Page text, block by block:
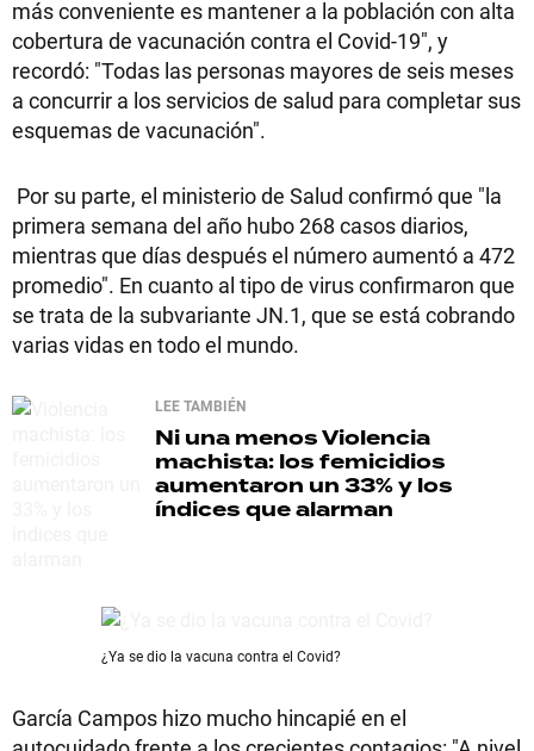
más conveniente es mantener a la población con alta
cobertura de vacunación contra el Covid-19", y
recordó: "Todas las personas mayores de seis meses
a concurrir a los servicios de salud para completar sus
esquemas de vacunación".
Por su parte, el ministerio de Salud confirmó que "la
primera semana del año hubo 268 casos diarios,
mientras que días después el número aumentó a 472
promedio". En cuanto al tipo de virus confirmaron que
se trata de la subvariante JN.1, que se está cobrando
varias vidas en todo el mundo.
LEE TAMBIÉN
Ni una menosViolencia
machista: los femicidios
aumentaron un 33% y los
índices que alarman
¿Ya se dio la vacuna contra el Covid?
García Campos hizo mucho hincapié en el